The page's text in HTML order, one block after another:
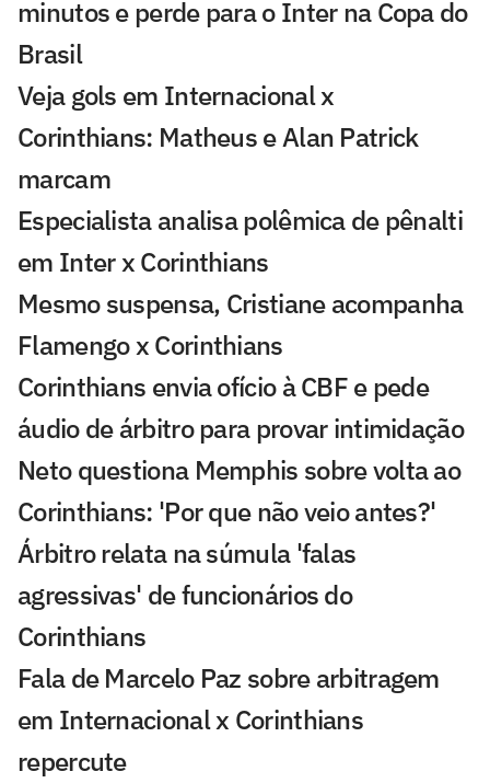
minutos e perde para o Inter na Copa do
Brasil
Veja gols em Internacional x
Corinthians: Matheus e Alan Patrick
marcam
Especialista analisa polêmica de pênalti
em Inter x Corinthians
Mesmo suspensa, Cristiane acompanha
Flamengo x Corinthians
Corinthians envia ofício à CBF e pede
áudio de árbitro para provar intimidação
Neto questiona Memphis sobre volta ao
Corinthians: 'Por que não veio antes?'
Árbitro relata na súmula 'falas
agressivas' de funcionários do
Corinthians
Fala de Marcelo Paz sobre arbitragem
em Internacional x Corinthians
repercute